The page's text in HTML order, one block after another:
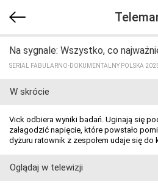
Na sygnale: Wszystko, co
SERIAL FABULARNO-DOKUMENTALNY POLSKA
W skrócie
Vick odbiera wyniki badań. Uginają się
załagodzić napięcie, które powstało
dyżuru ratownik z zespołem udaje się do
Oglądaj w telewizji